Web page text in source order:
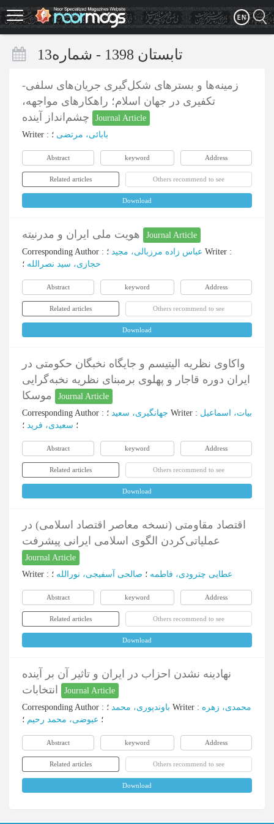
Skip
to
main
تابستان 1398 - شماره13
زمینه‌ها و بسترهای شکل‌گیری جریان‌های سلفی-
تکفیری در جهان اسلام؛ راهکارهای مواجهه،
Journal Article
Writer : بابائی، مرتضی ؛
Abstract keyword Address
Related articles Others recommend to see
Download
Journal Article
Corresponding Author : عباس زاده مرزبالی، مجید Writer :
حجازی، سید نصرالله ؛
Abstract keyword Address
Related articles Others recommend to see
Download
واکاوی نظریه الیتیسم و جایگاه نخبگان حکومتی در
ایران دوره قاجار و پهلوی برمبنای نظریه نخبه‌گرایی
Journal Article
Corresponding Author : جهانگیری، سعید Writer : بیات، اسماعیل
؛ سعیدی، فرید ؛
Abstract keyword Address
Related articles Others recommend to see
Download
اقتصاد مقاومتی (نسخه معاصر اقتصاد اسلامی) در
عملیاتی‌کردن الگوی اسلامی ایرانی پیشرفت
Journal Article
Writer : عطایی چترودی، فاطمه ؛ صالحی آسفیجی، نورالله ؛
Abstract keyword Address
Related articles Others recommend to see
Download
نهادینه نشدن احزاب در ایران و تاثیر آن بر آینده
Journal Article
Corresponding Author : باوندپوری، محمد Writer : محمدی، زهره
؛ عیوضی، محمد رحیم ؛
Abstract keyword Address
Related articles Others recommend to see
Download